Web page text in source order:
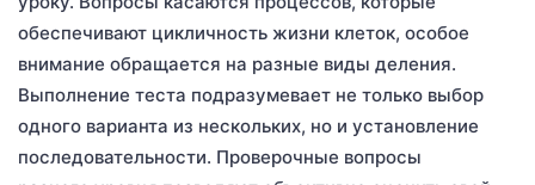
обеспечивают цикличность жизни клеток, особое
внимание обращается на разные виды деления.
Выполнение теста подразумевает не только выбор
одного варианта из нескольких, но и установление
последовательности. Проверочные вопросы